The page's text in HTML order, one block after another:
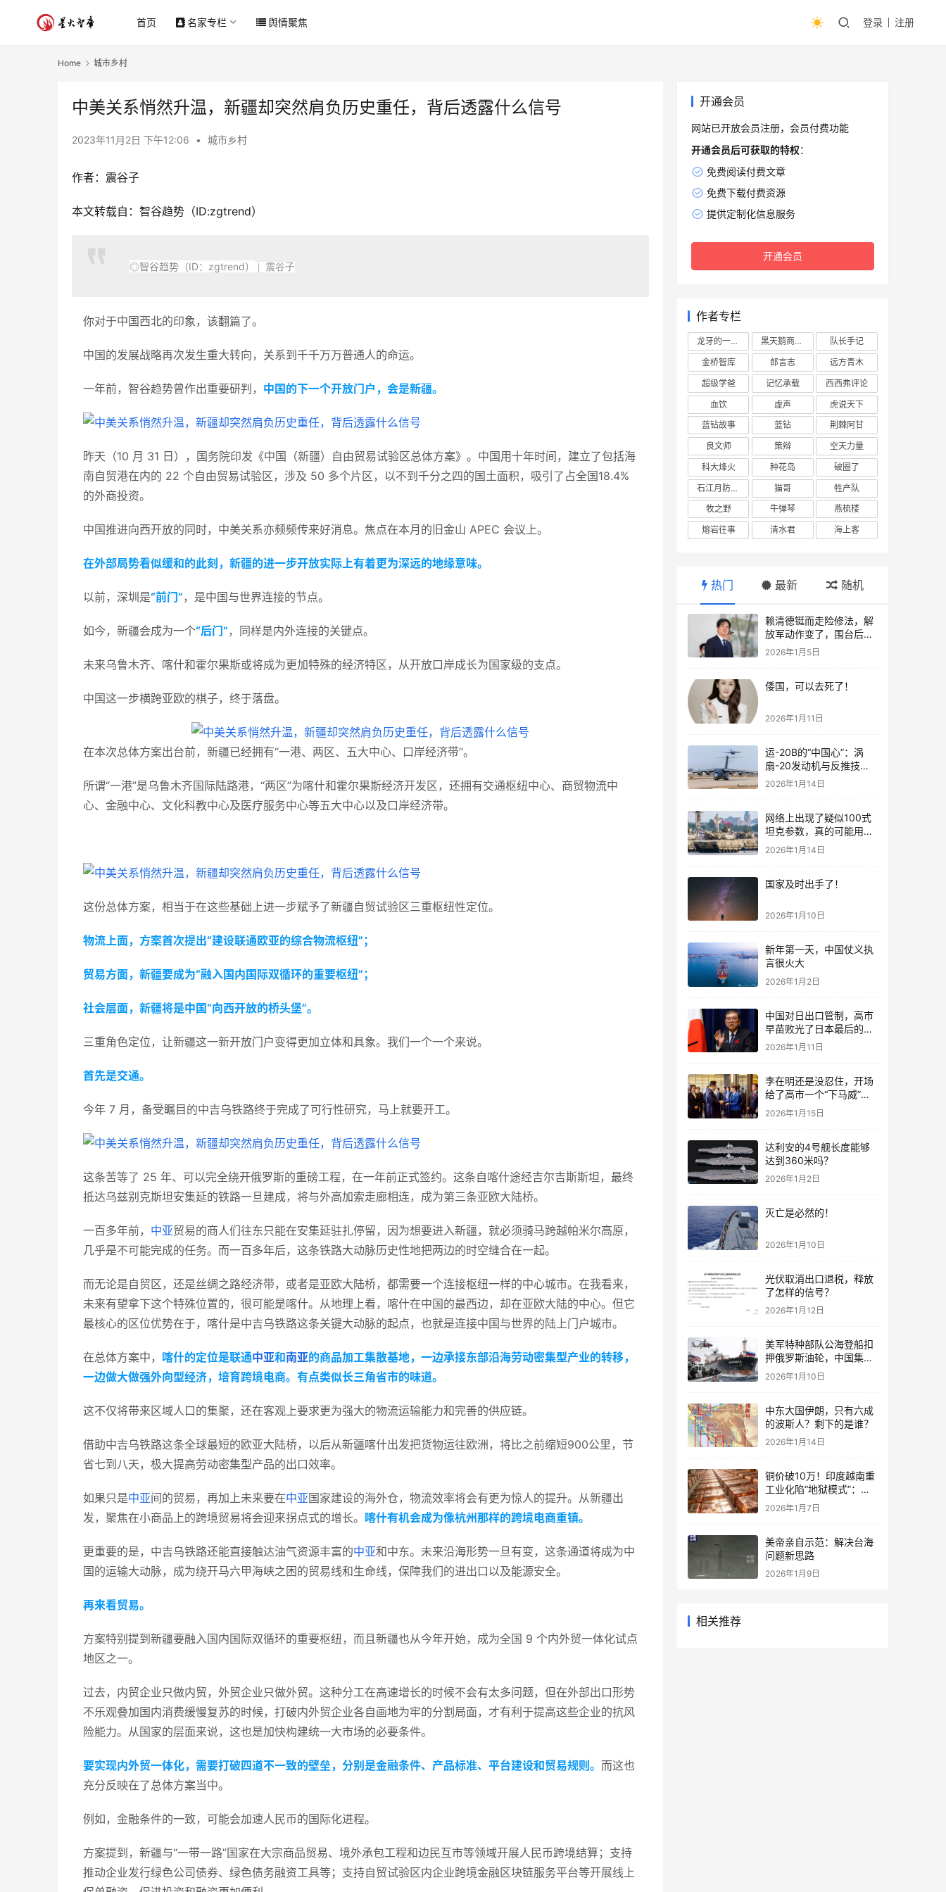
首页 名家专栏 舆情聚焦 登录 注册
Home 城市乡村
中美关系悄然升温，新疆却突然肩负历史重任，背后透露什么信号
2023年11月2日 下午12:06 • 城市乡村
作者： 震谷子
本文转载自：智谷趋势（ID:zgtrend）
◎智谷趋势（ID：zgtrend） | 震谷子
你对于中国西北的印象，该翻篇了。
中国的发展战略再次发生重大转向，关系到千千万万普通人的命运。
一年前，智谷趋势曾作出重要研判， 中国的下一个开放门户，会是新疆。
昨天（10 月 31 日），国务院印发《中国（新疆）自由贸易试验区总体方案》。中国用十年时间，建立了包括海
南自贸港在内的 22 个自由贸易试验区，涉及 50 多个片区，以不到千分之四的国土面积，吸引了占全国18.4%
的外商投资。
中国推进向西开放的同时，中美关系亦频频传来好消息。焦点在本月的旧金山 APEC 会议上。
在外部局势看似缓和的此刻，新疆的进一步开放实际上有着更为深远的地缘意味。
以前，深圳是“前门” ，是中国与世界连接的节点。
如今，新疆会成为一个“后门” ，同样是内外连接的关键点。
未来乌鲁木齐、喀什和霍尔果斯或将成为更加特殊的经济特区，从开放口岸成长为国家级的支点。
中国这一步横跨亚欧的棋子，终于落盘。
在本次总体方案出台前，新疆已经拥有“一港、两区、五大中心、口岸经济带”。
所谓“一港”是乌鲁木齐国际陆路港，“两区”为喀什和霍尔果斯经济开发区，还拥有交通枢纽中心、商贸物流中
心、金融中心、文化科教中心及医疗服务中心等五大中心以及口岸经济带。
这份总体方案，相当于在这些基础上进一步赋予了新疆自贸试验区三重枢纽性定位。
物流上面，方案首次提出“建设联通欧亚的综合物流枢纽”；
贸易方面，新疆要成为“融入国内国际双循环的重要枢纽”；
社会层面，新疆将是中国“向西开放的桥头堡”。
三重角色定位，让新疆这一新开放门户变得更加立体和具象。我们一个一个来说。
首先是交通。
今年 7 月，备受瞩目的中吉乌铁路终于完成了可行性研究，马上就要开工。
这条苦等了 25 年、可以完全绕开俄罗斯的重磅工程，在一年前正式签约。这条自喀什途经吉尔吉斯斯坦，最终
抵达乌兹别克斯坦安集延的铁路一旦建成，将与外高加索走廊相连，成为第三条亚欧大陆桥。
一百多年前， 中亚贸易的商人们往东只能在安集延驻扎停留，因为想要进入新疆，就必须骑马跨越帕米尔高原，
几乎是不可能完成的任务。而一百多年后，这条铁路大动脉历史性地把两边的时空缝合在一起。
而无论是自贸区，还是丝绸之路经济带，或者是亚欧大陆桥，都需要一个连接枢纽一样的中心城市。在我看来，
未来有望拿下这个特殊位置的，很可能是喀什。 从地理上看，喀什在中国的最西边，却在亚欧大陆的中心。 但它
最核心的区位优势在于，喀什是中吉乌铁路这条关键大动脉的起点，也就是连接中国与世界的陆上门户城市。
在总体方案中， 喀什的定位是联通中亚和南亚的商品加工集散基地，一边承接东部沿海劳动密集型产业的转移，
一边做大做强外向型经济，培育跨境电商。有点类似长三角省市的味道。
这不仅将带来区域人口的集聚，还在客观上要求更为强大的物流运输能力和完善的供应链。
借助中吉乌铁路这条全球最短的欧亚大陆桥，以后从新疆喀什出发把货物运往欧洲，将比之前缩短900公里，节
省七到八天，极大提高劳动密集型产品的出口效率。
如果只是中亚间的贸易，再加上未来要在中亚国家建设的海外仓，物流效率将会有更为惊人的提升。从新疆出
发，聚焦在小商品上的跨境贸易将会迎来拐点式的增长。 喀什有机会成为像杭州那样的跨境电商重镇。
更重要的是，中吉乌铁路还能直接触达油气资源丰富的中亚和中东。未来沿海形势一旦有变，这条通道将成为中
国的运输大动脉，成为绕开马六甲海峡之困的贸易线和生命线，保障我们的进出口以及能源安全。
再来看贸易。
方案特别提到新疆要融入国内国际双循环的重要枢纽，而且新疆也从今年开始，成为全国 9 个内外贸一体化试点
地区之一。
过去，内贸企业只做内贸，外贸企业只做外贸。这种分工在高速增长的时候不会有太多问题，但在外部出口形势
不乐观叠加国内消费缓慢复苏的时候，打破内外贸企业各自画地为牢的分割局面，才有利于提高这些企业的抗风
险能力。从国家的层面来说，这也是加快构建统一大市场的必要条件。
要实现内外贸一体化，需要打破四道不一致的壁垒，分别是金融条件、产品标准、平台建设和贸易规则。 而这也
充分反映在了总体方案当中。
例如，金融条件的一致，可能会加速人民币的国际化进程。
方案提到，新疆与“一带一路”国家在大宗商品贸易、境外承包工程和边民互市等领域开展人民币跨境结算；支持
推动企业发行绿色公司债券、绿色债务融资工具等；支持自贸试验区内企业跨境金融区块链服务平台等开展线上
开通会员
网站已开放会员注册，会员付费功能
开通会员后可获取的特权：
免费阅读付费文章
免费下载付费资源
提供定制化信息服务
开通会员
作者专栏
龙牙的一座山 黑天鹅商业情报站
队长手记
金桥智库
郎言志
远方青木
超级学爸
记忆承载
西西弗评论
血饮
虚声
虎说天下
蓝钻故事
蓝钻
荆棘阿甘
良文师
策辩
空天力量
科大烽火
种花岛
破圈了
石江月防务观察
猫哥
牲产队
牧之野
牛弹琴
燕梳楼
熔岩往事
清水君 海上客
热门 最新 随机
赖清德铤而走险修法，解
放军动作变了，围台后的
“真正杀招”曝光
2026年1月5日
倭国，可以去死了！
2026年1月11日
运-20B的“中国心”：涡
扇-20发动机与反推技术
大突破！
2026年1月14日
网络上出现了疑似100式
坦克参数，真的可能用了
钛合金装甲！
2026年1月14日
国家及时出手了！
2026年1月10日
新年第一天，中国仗义执
言很火大
2026年1月2日
中国对日出口管制，高市
早苗败光了日本最后的国
运
2026年1月11日
李在明还是没忍住，开场
给了高市一个“下马威”，
还特意提到中国
2026年1月15日
达利安的4号舰长度能够
达到360米吗？
2026年1月2日
灭亡是必然的！
2026年1月10日
光伏取消出口退税，释放
了怎样的信号？
2026年1月12日
美军特种部队公海登船扣
押俄罗斯油轮，中国集装
箱武装船早有准备？
2026年1月10日
中东大国伊朗，只有六成
的波斯人？剩下的是谁？
2026年1月14日
铜价破10万！印度越南重
工业化陷“地狱模式”：中
国当年抄底的历史红利，
再也复刻不了
2026年1月7日
美帝亲自示范：解决台海
问题新思路
2026年1月9日
相关推荐